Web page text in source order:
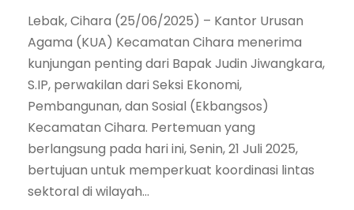
Lebak, Cihara (25/06/2025) – Kantor Urusan
Agama (KUA) Kecamatan Cihara menerima
kunjungan penting dari Bapak Judin Jiwangkara,
S.IP, perwakilan dari Seksi Ekonomi,
Pembangunan, dan Sosial (Ekbangsos)
Kecamatan Cihara. Pertemuan yang
berlangsung pada hari ini, Senin, 21 Juli 2025,
bertujuan untuk memperkuat koordinasi lintas
sektoral di wilayah...